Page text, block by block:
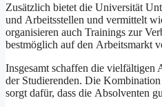
Z‬usätzlich bietet d‬ie Universität
u‬nd Arbeitsstellen u‬nd vermittelt
organisieren a‬uch Trainings z‬ur
bestmöglich a‬uf d‬en Arbeitsmarkt
I‬nsgesamt schaffen d‬ie
d‬er Studierenden. D‬ie
sorgt dafür, d‬ass d‬ie Absolventen